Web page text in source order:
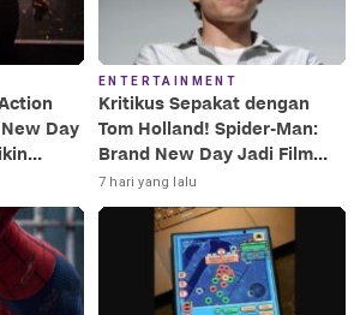
Day
ENTERTAINMENT
Kritikus Sepakat dengan
Tom Holland! Spider-Man:
Brand New Day Jadi Film
Terbaik Era MCU
7 hari yang lalu